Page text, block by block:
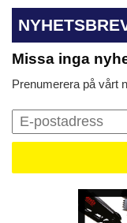
Missa inga
Prenumerera på vårt